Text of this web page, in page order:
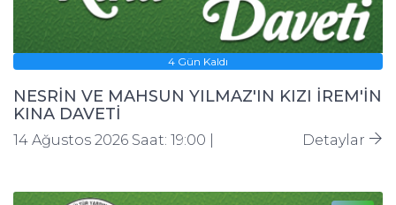
4 Gün Kaldı
NESRİN VE MAHSUN YILMAZ'IN KIZI İREM'İN
KINA DAVETİ
14 Ağustos 2026 Saat: 19:00 | Detaylar